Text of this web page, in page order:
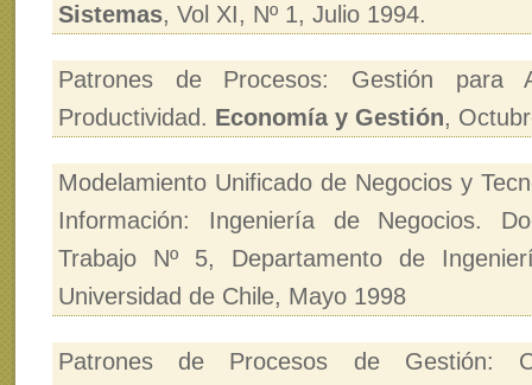
Sistemas, Vol XI, Nº 1, Julio 1994.
Patrones de Procesos: Gestión para
Productividad. Economía y Gestión,
Modelamiento Unificado de Negocios y
Información: Ingeniería de Negocios.
Trabajo Nº 5, Departamento de
Universidad de Chile, Mayo 1998
Patrones de Procesos de Gestión: